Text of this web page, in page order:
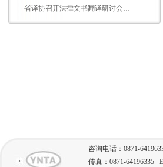
·
省译协召开法律文书翻译研讨会…
咨询电话：0871-
传真：0871-64196335